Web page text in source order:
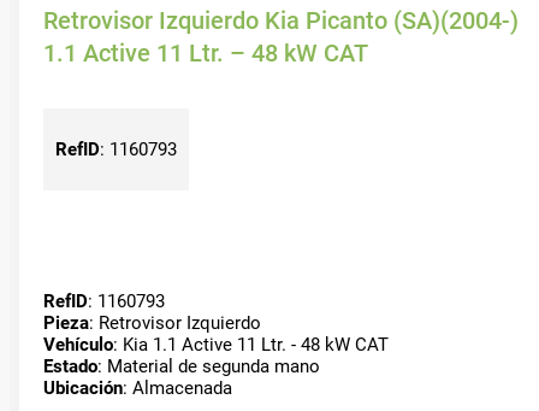
Retrovisor Izquierdo Kia Picanto (SA)(2004-)
1.1 Active 11 Ltr. – 48 kW CAT
RefID: 1160793
RefID: 1160793
Pieza: Retrovisor Izquierdo
Vehículo: Kia 1.1 Active 11 Ltr. - 48 kW CAT
Estado: Material de segunda mano
Ubicación: Almacenada